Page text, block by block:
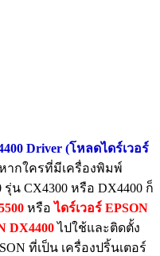
Driver (โหลดไดร์เวอร์
ากใครที่มีเครื่องพิมพ์
รุ่น CX4300 หรือ DX4400 ก็
หรือ ไดร์เวอร์ EPSON
DX4400 ไปใช้และติดตั้ง
ที่เป็น เครื่องปริ้นเตอร์